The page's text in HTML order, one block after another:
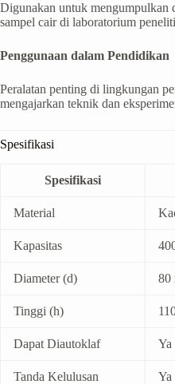
Digunakan untuk mengumpulkan
sampel cair di laboratorium
Penggunaan dalam Pendidikan
Peralatan penting di lingkungan
mengajarkan teknik dan
Spesifikasi
Spesifikasi
Material
Kapasitas
Diameter (d) 80
Tinggi (h)
Dapat Diautoklaf Ya
Tanda Kelulusan Ya